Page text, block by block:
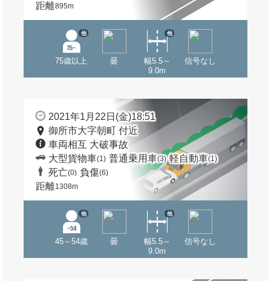
距離895m
75歳以上
他
曇
幅5.5～
9.0m
他
信号なし
2021年1月22日(金)18:51
御所市大字朝町 付近
車両相互 大破事故
大型貨物車(1) 普通乗用車(3) 軽自動車(1)
死亡(0) 負傷(6)
距離1308m
45～54歳
他
曇
幅5.5～
9.0m
他
信号なし